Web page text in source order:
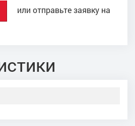
или отправьте заявку на